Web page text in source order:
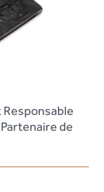
Responsable
de